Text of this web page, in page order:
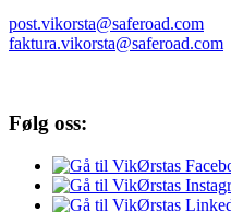
post.vikorsta@saferoad.com
faktura.vikorsta@saferoad.com
Følg oss: